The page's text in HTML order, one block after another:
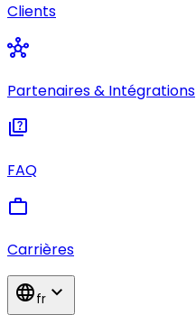
Clients
hub
Partenaires & Intégrations
quiz
FAQ
work
Carrières
languagefr expand_more